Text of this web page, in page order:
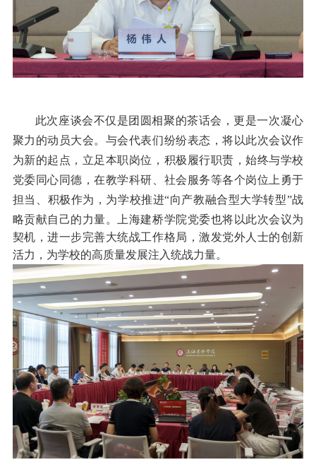
此次座谈会不仅是团圆相聚的茶话会，更是一次凝心
聚力的动员大会。与会代表们纷纷表态，将以此次会议作
为新的起点，立足本职岗位，积极履行职责，始终与学校
党委同心同德，在教学科研、社会服务等各个岗位上勇于
担当、积极作为，为学校推进“向产教融合型大学转型”战
略贡献自己的力量。上海建桥学院党委也将以此次会议为
契机，进一步完善大统战工作格局，激发党外人士的创新
活力，为学校的高质量发展注入统战力量。